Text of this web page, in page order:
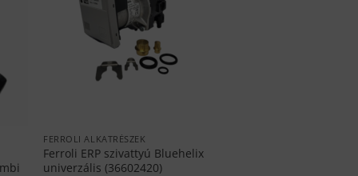
FERROLI ALKATRÉSZEK
Ferroli ERP szivattyú Bluehelix
univerzális (36602420)